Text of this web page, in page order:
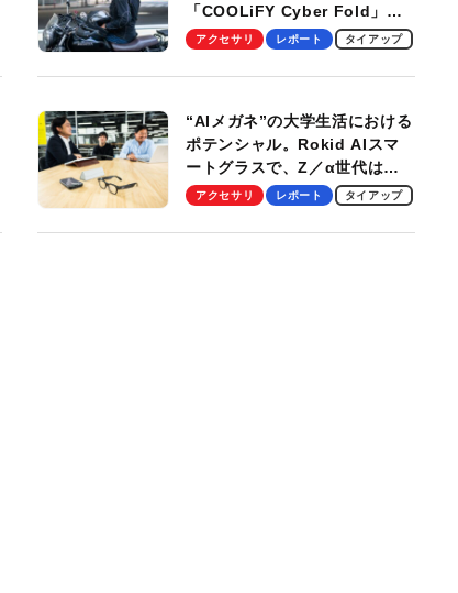
「COOLiFY Cyber Fold」レ
ビュー。冷却の速さ、密着する
性がグッド！
アクセサリ レポート タイアップ
“AIメガネ”の大学生活における
ポテンシャル。Rokid AIスマ
ートグラスで、Z／α世代は何
を見る？ 現役学生起業家、そ
【PR】
アクセサリ レポート タイアップ